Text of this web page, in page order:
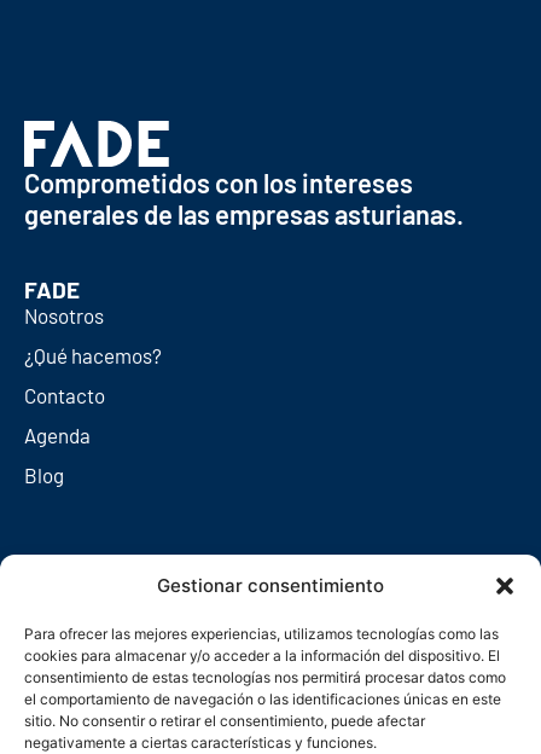
Gestionar consentimiento
Para ofrecer las mejores experiencias, utilizamos tecnologías como las
cookies para almacenar y/o acceder a la información del dispositivo. El
consentimiento de estas tecnologías nos permitirá procesar datos como
el comportamiento de navegación o las identificaciones únicas en este
sitio. No consentir o retirar el consentimiento, puede afectar
negativamente a ciertas características y funciones.
Comprometidos con los intereses
generales de las empresas asturianas.
FADE
Nosotros
¿Qué hacemos?
Contacto
Agenda
Blog
Redes sociales